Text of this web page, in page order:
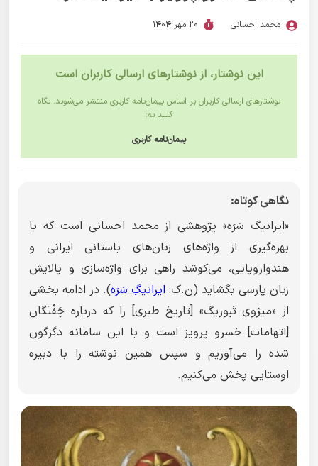
محمد احسانی 20 مهر 1404
این نوشتار، از نوشتارهای ارسالی کاربران است
نوشتارهای ارسالی کاربران بر اساس پیمان‌نامه کاربری منتشر می‌شوند. نگاه
کنید به:
پیمان‌نامه کاربری
نگاهی کوتاه:
«ایرانیگ سَرَه» پژوهشی از محمد احسانی است که با
بهره‌گیری از واژه‌های زبان‌های باستانی ایرانی و
هندواروپایی، می‌کوشد راهی برای واژه‌سازی و پالایش
زبان پارسی بگشاید (ن.ک: ایرانیگِ سَرَه). در ادامه بخشی
از «میژوی تَپوریگ» [تاریخ طبری] را که درباره چَفْتَگان
[اتهامات] خسرو پرویز است و با این سامانه دگرگون
شده را می‌آوریم و سپس همین نوشته را با دبیره
اوستایی پخش می‌کنیم.